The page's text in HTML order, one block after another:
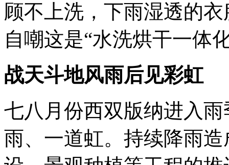
顾不上洗，下雨湿透的
自嘲这是“水洗烘干一体
战天斗地风雨后见彩虹
七八月份西双版纳进入
雨、一道虹。持续降雨